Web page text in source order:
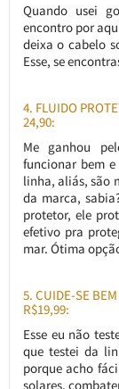
Quando usei
encontro por
deixa o cabelo
Esse, se
4. FLUIDO
24,90:
Me ganhou
funcionar bem
linha, aliás, são
da marca,
protetor, ele
efetivo pra
mar. Ótima
5. CUIDE-SE
R$19,99:
Esse eu não
que testei da
porque acho
solares,